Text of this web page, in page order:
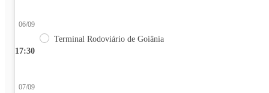
17:30
06/09
Terminal Rodoviário de Goiânia
07/09